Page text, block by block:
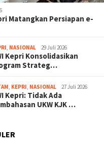
Matangkan Persiapan e-
NASIONAL 29 Juli 2026
Kepri Konsolidasikan
Strateg…
KEPRI NASIONAL 27 Juli 2026
Kepri: Tidak Ada
UKW KJK …